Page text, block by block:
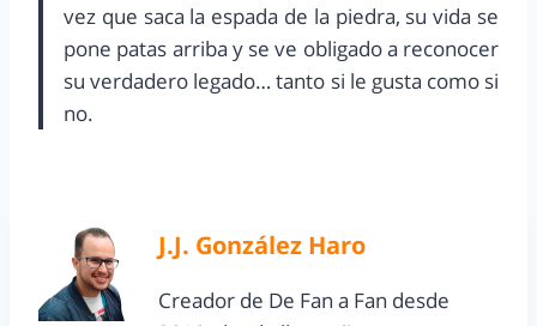
vez que saca la espada de la piedra, su vida se
pone patas arriba y se ve obligado a reconocer
su verdadero legado… tanto si le gusta como si
no.
J.J. González Haro
Creador de De Fan a Fan desde